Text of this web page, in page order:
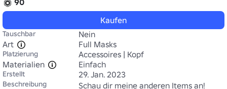
90
Kaufen
Tauschbar
Nein
Art
Full Masks
Platzierung
Accessoires | Kopf
Materialien
Einfach
Erstellt 29. Jan. 2023
Beschreibung